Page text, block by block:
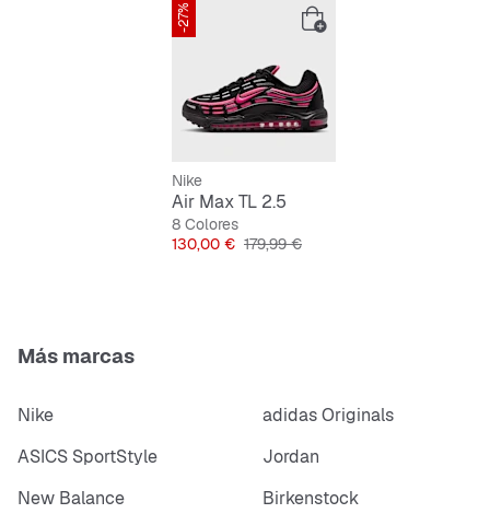
mesh, cuero auténtico y cuero sintético
Amortiguación Max Air continua para comodidad y
-27%
Nike
Air Max TL 2.5
8 Colores
Precio
130,00 € Precio original
179,99 €
Más marcas
Nike
adidas Originals
ASICS SportStyle
Jordan
New Balance
Birkenstock